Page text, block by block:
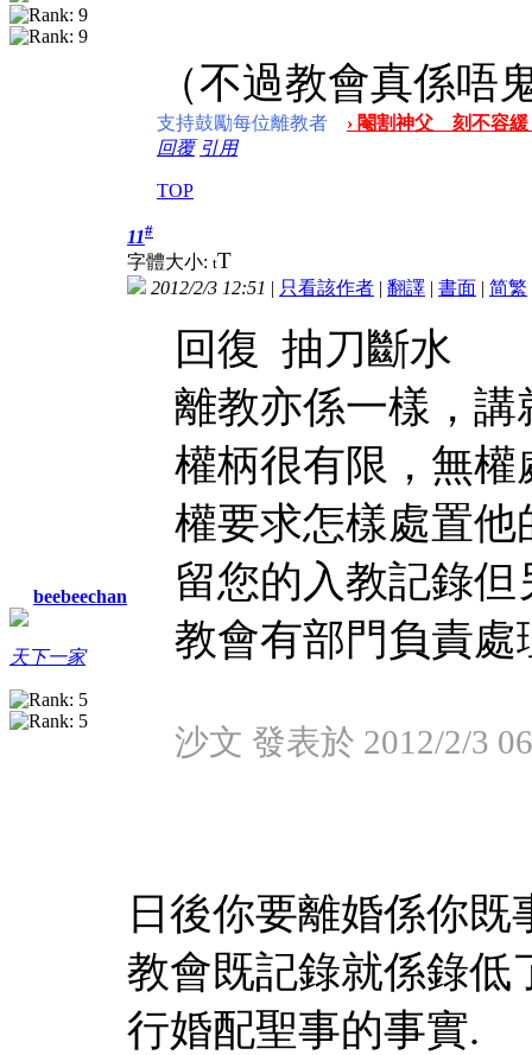
（不過教會真係唔
支持鼓勵每位離教者
› 閹割神父 刻不容緩
回覆 引用
TOP
beebeechan
天下一家
11#
字體大小: tT
2012/2/3 12:51 | 只看該作者 | 翻譯 | 書面 | 简繁
回復 抽刀斷水
離教亦係一樣，
權柄很有限，無
權要求怎樣處置
留您的入教記錄但
教會有部門負責處
沙文 發表於 2012/2/3
日後你要離婚係你既
教會既記錄就係錄低
行婚配聖事的事實.